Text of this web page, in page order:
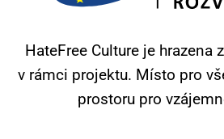
HateFree Culture je hrazena
v rámci projektu. Místo pro
prostoru pro